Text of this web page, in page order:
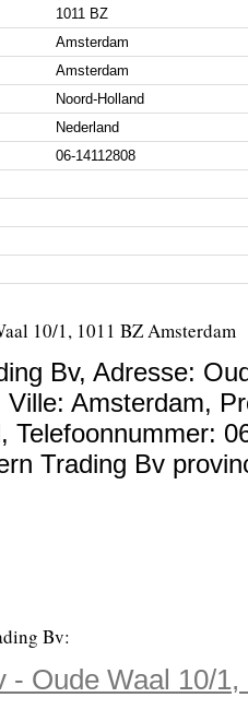
1011 BZ
Amsterdam
Amsterdam
Noord-Holland
Nederland
06-14112808
10/1, 1011 BZ Amsterdam
Bv, Adresse:
Ville: Amsterdam,
, Telefoonnummer:
Trading Bv
Bv:
- Oude Waal 10/